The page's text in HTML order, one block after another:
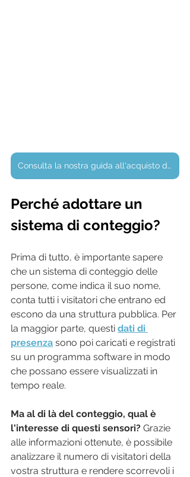
Consulta la nostra guida all'acquisto dei sistemi di conteggio
Perché adottare un
sistema di conteggio?
Prima di tutto, è importante sapere
che un sistema di conteggio delle
persone, come indica il suo nome,
conta tutti i visitatori che entrano ed
escono da una struttura pubblica. Per
la maggior parte, questi dati di
presenza sono poi caricati e registrati
su un programma software in modo
che possano essere visualizzati in
tempo reale.
Ma al di là del conteggio, qual è
l'interesse di questi sensori? Grazie
alle informazioni ottenute, è possibile
analizzare il numero di visitatori della
vostra struttura e rendere scorrevoli i